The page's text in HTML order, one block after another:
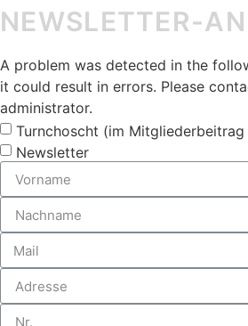
NEWSLETTER-
A problem was detected in the
it could result in errors. Please
administrator.
Turnchoscht (im Mitgliederbeitrag
Newsletter